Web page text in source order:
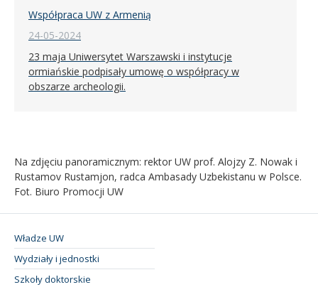
Współpraca UW z Armenią
24-05-2024
23 maja Uniwersytet Warszawski i instytucje
ormiańskie podpisały umowę o współpracy w
obszarze archeologii.
Na zdjęciu panoramicznym: rektor UW prof. Alojzy Z. Nowak i
Rustamov Rustamjon, radca Ambasady Uzbekistanu w Polsce.
Fot. Biuro Promocji UW
Władze UW
Wydziały i jednostki
Szkoły doktorskie